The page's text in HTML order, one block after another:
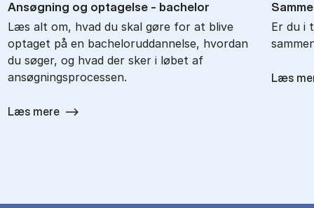
An­søg­ning og op­ta­gel­se - ba­chel­or
Læs alt om, hvad du skal gøre for at blive
optaget på en bacheloruddannelse, hvordan
du søger, og hvad der sker i løbet af
ansøgningsprocessen.
Læs mere
Er du i
Læs